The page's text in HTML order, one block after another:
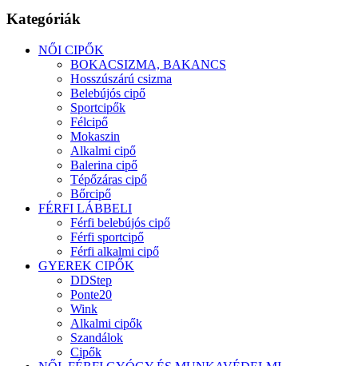
Kategóriák
NŐI CIPŐK
BOKACSIZMA, BAKANCS
Hosszúszárú csizma
Belebújós cipő
Sportcipők
Félcipő
Mokaszin
Alkalmi cipő
Balerina cipő
Tépőzáras cipő
Bőrcipő
FÉRFI LÁBBELI
Férfi belebújós cipő
Férfi sportcipő
Férfi alkalmi cipő
GYEREK CIPŐK
DDStep
Ponte20
Wink
Alkalmi cipők
Szandálok
Cipők